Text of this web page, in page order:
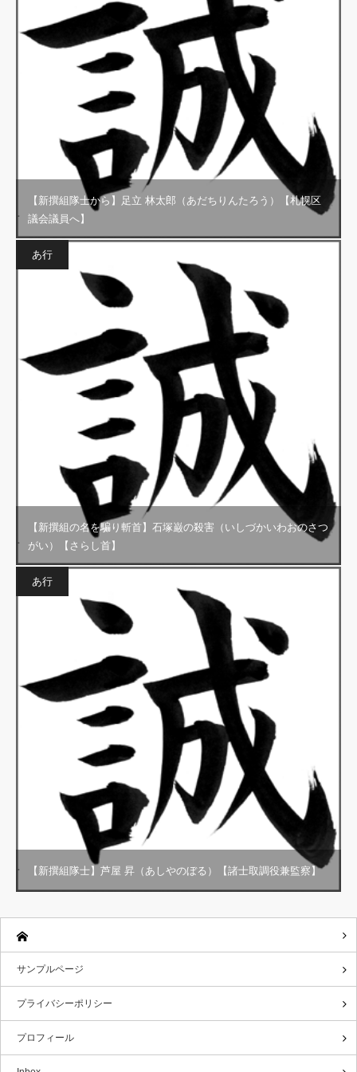
【新撰組隊士から】足立 林太郎（あだちりんたろう）【札幌区
議会議員へ】
あ行
【新撰組の名を騙り斬首】石塚巌の殺害（いしづかいわおのさつ
がい）【さらし首】
あ行
【新撰組隊士】芦屋 昇（あしやのぼる）【諸士取調役兼監察】
サンプルページ
プライバシーポリシー
プロフィール